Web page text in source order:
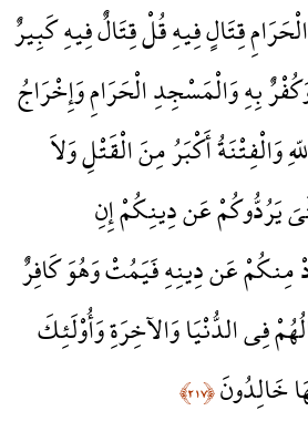
قِتَالٍ فِيهِ قُلْ قِتَالٌ فِيهِ كَبِيرٌ
بِهِ وَالْمَسْجِدِ الْحَرَامِ وَإِخْرَاجُ
وَالْفِتْنَةُ أَكْبَرُ مِنَ الْقَتْلِ وَلاَ
يَرُدُّوكُمْ عَن دِينِكُمْ إِنِ
مِنكُمْ عَن دِينِهِ فَيَمُتْ وَهُوَ كَافِرٌ
فِي الدُّنْيَا وَالآخِرَةِ وَأُوْلَئِكَ
خَالِدُونَ﴿٢١٧﴾